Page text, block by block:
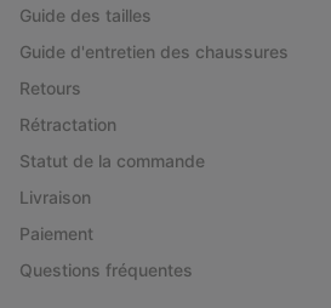
Guide des tailles
Guide d'entretien des chaussures
Retours
Rétractation
Statut de la commande
Livraison
Paiement
Questions fréquentes